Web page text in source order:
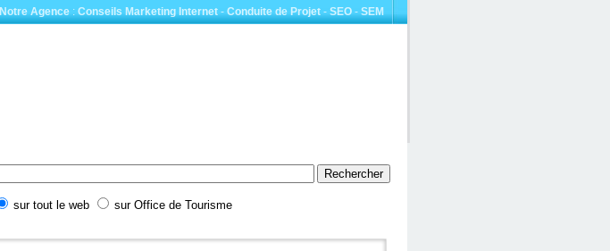
Notre Agence: Conseils Marketing Internet- Conduite de Projet- SEO- SEM
sur tout le web sur Office de Tourisme